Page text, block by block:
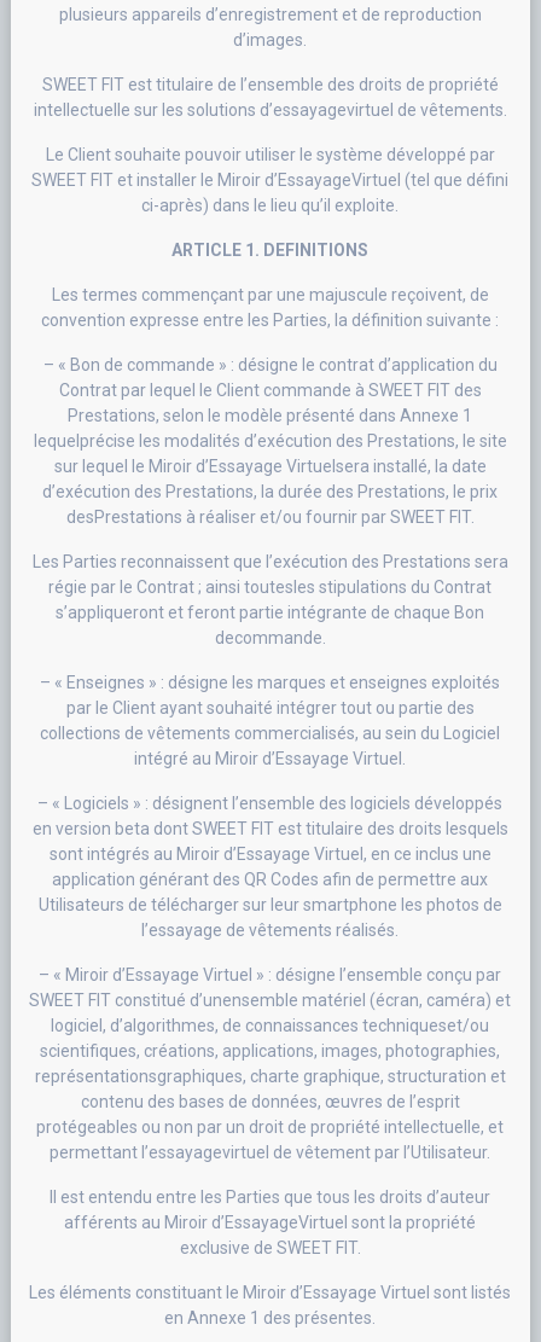
plusieurs appareils d’enregistrement et de reproduction
d’images.
SWEET FIT est titulaire de l’ensemble des droits de propriété
intellectuelle sur les solutions d’essayagevirtuel de vêtements.
Le Client souhaite pouvoir utiliser le système développé par
SWEET FIT et installer le Miroir d’EssayageVirtuel (tel que défini
ci-après) dans le lieu qu’il exploite.
ARTICLE 1. DEFINITIONS
Les termes commençant par une majuscule reçoivent, de
convention expresse entre les Parties, la définition suivante :
– « Bon de commande » : désigne le contrat d’application du
Contrat par lequel le Client commande à SWEET FIT des
Prestations, selon le modèle présenté dans Annexe 1
lequelprécise les modalités d’exécution des Prestations, le site
sur lequel le Miroir d’Essayage Virtuelsera installé, la date
d’exécution des Prestations, la durée des Prestations, le prix
desPrestations à réaliser et/ou fournir par SWEET FIT.
Les Parties reconnaissent que l’exécution des Prestations sera
régie par le Contrat ; ainsi toutesles stipulations du Contrat
s’appliqueront et feront partie intégrante de chaque Bon
decommande.
– « Enseignes » : désigne les marques et enseignes exploités
par le Client ayant souhaité intégrer tout ou partie des
collections de vêtements commercialisés, au sein du Logiciel
intégré au Miroir d’Essayage Virtuel.
– « Logiciels » : désignent l’ensemble des logiciels développés
en version beta dont SWEET FIT est titulaire des droits lesquels
sont intégrés au Miroir d’Essayage Virtuel, en ce inclus une
application générant des QR Codes afin de permettre aux
Utilisateurs de télécharger sur leur smartphone les photos de
l’essayage de vêtements réalisés.
– « Miroir d’Essayage Virtuel » : désigne l’ensemble conçu par
SWEET FIT constitué d’unensemble matériel (écran, caméra) et
logiciel, d’algorithmes, de connaissances techniqueset/ou
scientifiques, créations, applications, images, photographies,
représentationsgraphiques, charte graphique, structuration et
contenu des bases de données, œuvres de l’esprit
protégeables ou non par un droit de propriété intellectuelle, et
permettant l’essayagevirtuel de vêtement par l’Utilisateur.
Il est entendu entre les Parties que tous les droits d’auteur
afférents au Miroir d’EssayageVirtuel sont la propriété
exclusive de SWEET FIT.
Les éléments constituant le Miroir d’Essayage Virtuel sont listés
en Annexe 1 des présentes.